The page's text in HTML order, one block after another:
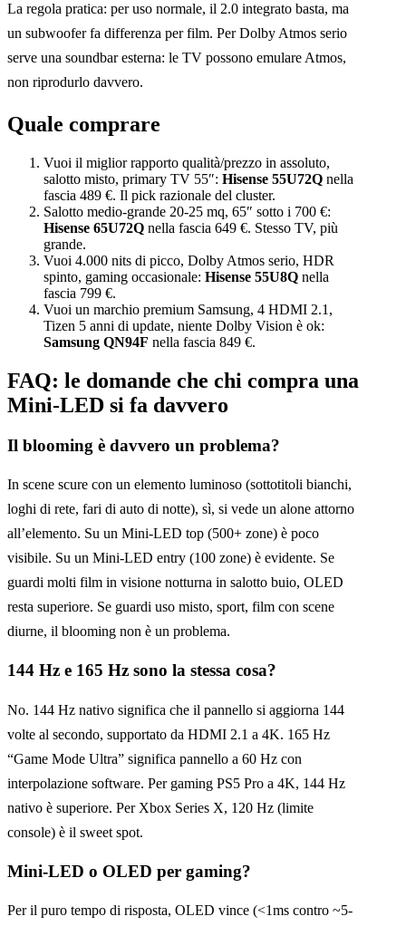
La regola pratica: per uso normale, il 2.0 integrato basta, ma
un subwoofer fa differenza per film. Per Dolby Atmos serio
serve una soundbar esterna: le TV possono emulare Atmos,
non riprodurlo davvero.
Quale comprare
Vuoi il miglior rapporto qualità/prezzo in assoluto,
salotto misto, primary TV 55″: Hisense 55U72Q nella
fascia 489 €. Il pick razionale del cluster.
Salotto medio-grande 20-25 mq, 65″ sotto i 700 €:
Hisense 65U72Q nella fascia 649 €. Stesso TV, più
grande.
Vuoi 4.000 nits di picco, Dolby Atmos serio, HDR
spinto, gaming occasionale: Hisense 55U8Q nella
fascia 799 €.
Vuoi un marchio premium Samsung, 4 HDMI 2.1,
Tizen 5 anni di update, niente Dolby Vision è ok:
Samsung QN94F nella fascia 849 €.
FAQ: le domande che chi compra una
Mini-LED si fa davvero
Il blooming è davvero un problema?
In scene scure con un elemento luminoso (sottotitoli bianchi,
loghi di rete, fari di auto di notte), sì, si vede un alone attorno
all’elemento. Su un Mini-LED top (500+ zone) è poco
visibile. Su un Mini-LED entry (100 zone) è evidente. Se
guardi molti film in visione notturna in salotto buio, OLED
resta superiore. Se guardi uso misto, sport, film con scene
diurne, il blooming non è un problema.
144 Hz e 165 Hz sono la stessa cosa?
No. 144 Hz nativo significa che il pannello si aggiorna 144
volte al secondo, supportato da HDMI 2.1 a 4K. 165 Hz
“Game Mode Ultra” significa pannello a 60 Hz con
interpolazione software. Per gaming PS5 Pro a 4K, 144 Hz
nativo è superiore. Per Xbox Series X, 120 Hz (limite
console) è il sweet spot.
Mini-LED o OLED per gaming?
Per il puro tempo di risposta, OLED vince (<1ms contro ~5-